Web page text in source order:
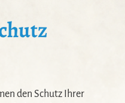
den Schutz Ihrer